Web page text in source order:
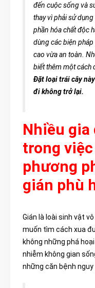
đến cuộc sống và
thay vì phải sử
phần hóa chất độc
dùng các biện
cao vừa an toàn.
biết thêm một cách
Đặt loại trái cây
đi không trở lại.
Nhiều gia
trong
phương
gián phù
Gián là loài sinh vật
muốn tìm cách xua
không những phá
nhiễm không gian
những căn bệnh